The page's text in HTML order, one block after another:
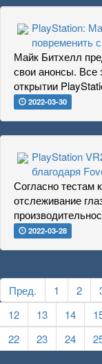
PlayStation:
повременить
Майк Битхелл
свои анонсы. Все
открытии
2022-03-30
PlayStation
благодаря
Согласно тестам
отслеживание
2022-03-28
Пред. 1 2
12
13 14
22
23 24